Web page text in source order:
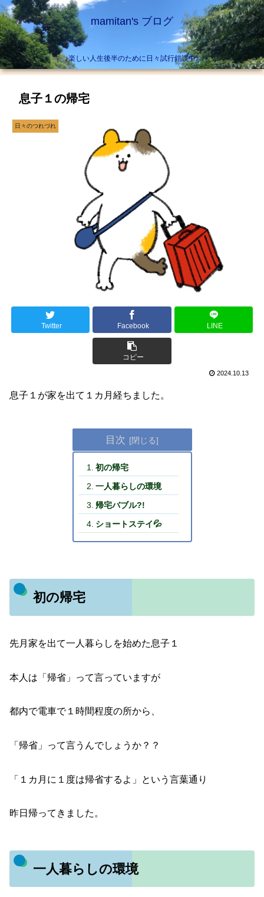
mamitan's ブログ
♪楽しい人生後半のために日々試行錯誤中♪
息子１の帰宅
日々のつれづれ
Twitter Facebook LINE
コピー
2024.10.13
息子１が家を出て１カ月経ちました。
目次
初の帰宅
一人暮らしの環境
帰宅バブル?!
ショートステイ💦
初の帰宅
先月家を出て一人暮らしを始めた息子１
本人は「帰省」って言っていますが
都内で電車で１時間程度の所から、
「帰省」って言うんでしょうか？？
「１カ月に１度は帰省するよ」という言葉通り
昨日帰ってきました。
一人暮らしの環境